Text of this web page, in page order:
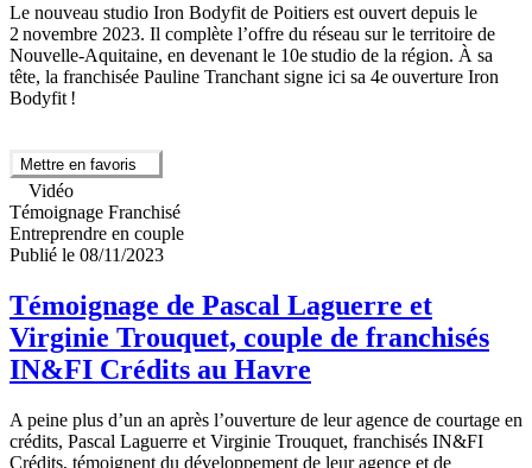
Le nouveau studio Iron Bodyfit de Poitiers est ouvert depuis le
2 novembre 2023. Il complète l’offre du réseau sur le territoire de
Nouvelle-Aquitaine, en devenant le 10e studio de la région. À sa
tête, la franchisée Pauline Tranchant signe ici sa 4e ouverture Iron
Bodyfit !
Mettre en favoris
Vidéo
Témoignage Franchisé
Entreprendre en couple
Publié le 08/11/2023
Témoignage de Pascal Laguerre et
Virginie Trouquet, couple de franchisés
IN&FI Crédits au Havre
A peine plus d’un an après l’ouverture de leur agence de courtage en
crédits, Pascal Laguerre et Virginie Trouquet, franchisés IN&FI
Crédits, témoignent du développement de leur agence et de